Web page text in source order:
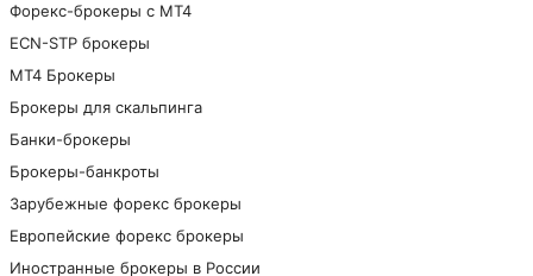
Форекс-брокеры с MT4
ECN-STP брокеры
МТ4 Брокеры
Брокеры для скальпинга
Банки-брокеры
Брокеры-банкроты
Зарубежные форекс брокеры
Европейские форекс брокеры
Иностранные брокеры в России